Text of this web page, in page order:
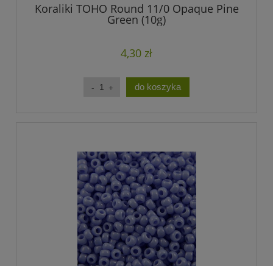
Koraliki TOHO Round 11/0 Opaque Pine
Green (10g)
4,30 zł
do koszyka